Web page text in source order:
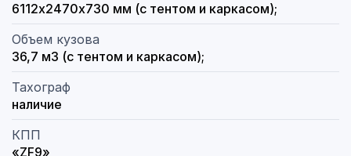
6112х2470х730 мм (с тентом и каркасом);
Объем кузова
36,7 м3 (с тентом и каркасом);
Тахограф
наличие
КПП
«ZF9»